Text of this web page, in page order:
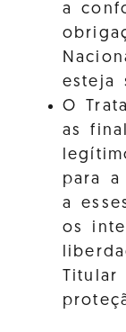
a
esteja
O
as
para a
a
os